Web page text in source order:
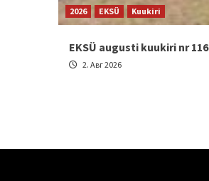
2026 EKSÜ Kuukiri
EKSÜ augusti kuukiri nr 116
2. Авг 2026